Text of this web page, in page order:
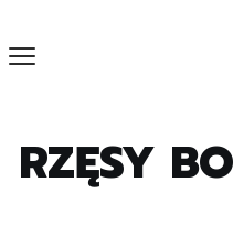
Menu
RZĘSY